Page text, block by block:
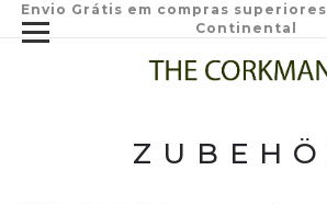
Envio Grátis em compras
Continental